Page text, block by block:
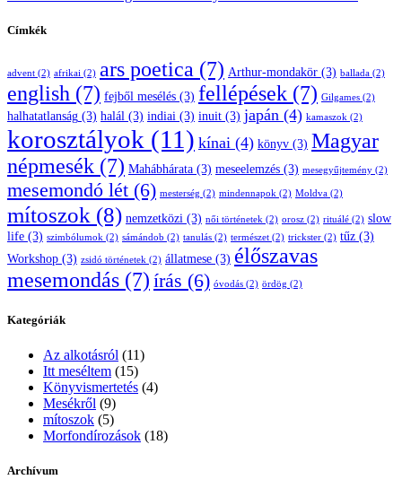
Címkék
advent (2) afrikai (2) ars poetica (7) Arthur-mondakör (3) ballada (2)
english (7) fejből mesélés (3) fellépések (7) Gilgames (2)
halhatatlanság (3) halál (3) indiai (3) inuit (3) japán (4) kamaszok (2)
korosztályok (11) kínai (4) könyv (3) Magyar
népmesék (7) Mahábhárata (3) meseelemzés (3) mesegyűjtemény (2)
mesemondó lét (6) mesterség (2) mindennapok (2) Moldva (2)
mítoszok (8) nemzetközi (3) női történetek (2) orosz (2) rituálé (2) slow
life (3) szimbólumok (2) sámándob (2) tanulás (2) természet (2) trickster (2) tűz (3)
Workshop (3) zsidó történetek (2) állatmese (3) élőszavas
mesemondás (7) írás (6) óvodás (2) ördög (2)
Kategóriák
Az alkotásról (11)
Itt meséltem (15)
Könyvismertetés (4)
Mesékről (9)
mítoszok (5)
Morfondírozások (18)
Archívum